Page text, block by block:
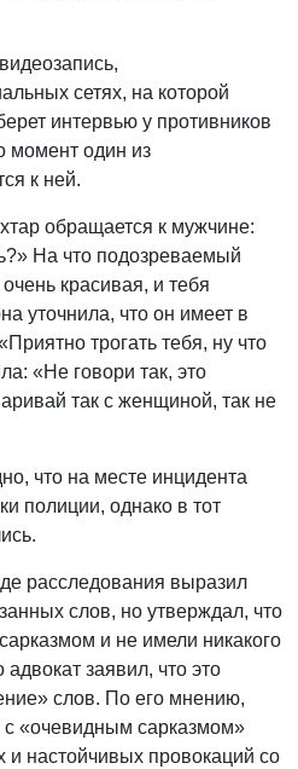
сетях, на которой
интервью у противников
момент один из
к ней.
обращается к мужчине:
На что подозреваемый
красивая, и тебя
уточнила, что он имеет в
трогать тебя, ну что
«Не говори так, это
так с женщиной, так не
что на месте инцидента
полиции, однако в тот
расследования выразил
слов, но утверждал, что
и не имели никакого
заявил, что это
слов. По его мнению,
«очевидным сарказмом»
и настойчивых провокаций со